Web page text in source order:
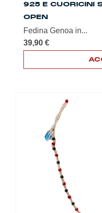
925 E CUORICINI
OPEN
Fedina Genoa in...
39,90 €